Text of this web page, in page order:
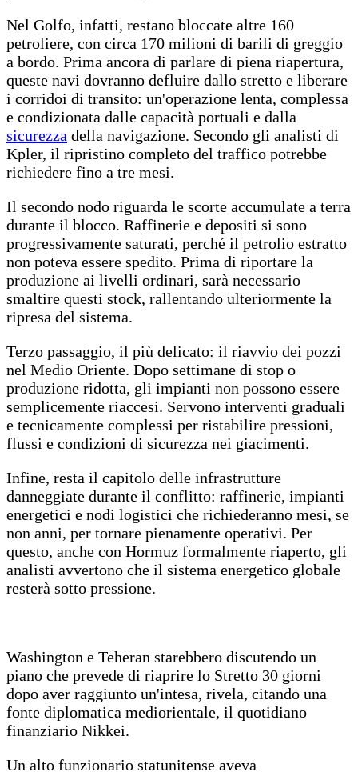
Nel Golfo, infatti, restano bloccate altre 160
petroliere, con circa 170 milioni di barili di greggio
a bordo. Prima ancora di parlare di piena riapertura,
queste navi dovranno defluire dallo stretto e liberare
i corridoi di transito: un'operazione lenta, complessa
e condizionata dalle capacità portuali e dalla
sicurezza della navigazione. Secondo gli analisti di
Kpler, il ripristino completo del traffico potrebbe
richiedere fino a tre mesi.
Il secondo nodo riguarda le scorte accumulate a terra
durante il blocco. Raffinerie e depositi si sono
progressivamente saturati, perché il petrolio estratto
non poteva essere spedito. Prima di riportare la
produzione ai livelli ordinari, sarà necessario
smaltire questi stock, rallentando ulteriormente la
ripresa del sistema.
Terzo passaggio, il più delicato: il riavvio dei pozzi
nel Medio Oriente. Dopo settimane di stop o
produzione ridotta, gli impianti non possono essere
semplicemente riaccesi. Servono interventi graduali
e tecnicamente complessi per ristabilire pressioni,
flussi e condizioni di sicurezza nei giacimenti.
Infine, resta il capitolo delle infrastrutture
danneggiate durante il conflitto: raffinerie, impianti
energetici e nodi logistici che richiederanno mesi, se
non anni, per tornare pienamente operativi. Per
questo, anche con Hormuz formalmente riaperto, gli
analisti avvertono che il sistema energetico globale
resterà sotto pressione.
Washington e Teheran starebbero discutendo un
piano che prevede di riaprire lo Stretto 30 giorni
dopo aver raggiunto un'intesa, rivela, citando una
fonte diplomatica mediorientale, il quotidiano
finanziario Nikkei.
Un alto funzionario statunitense aveva